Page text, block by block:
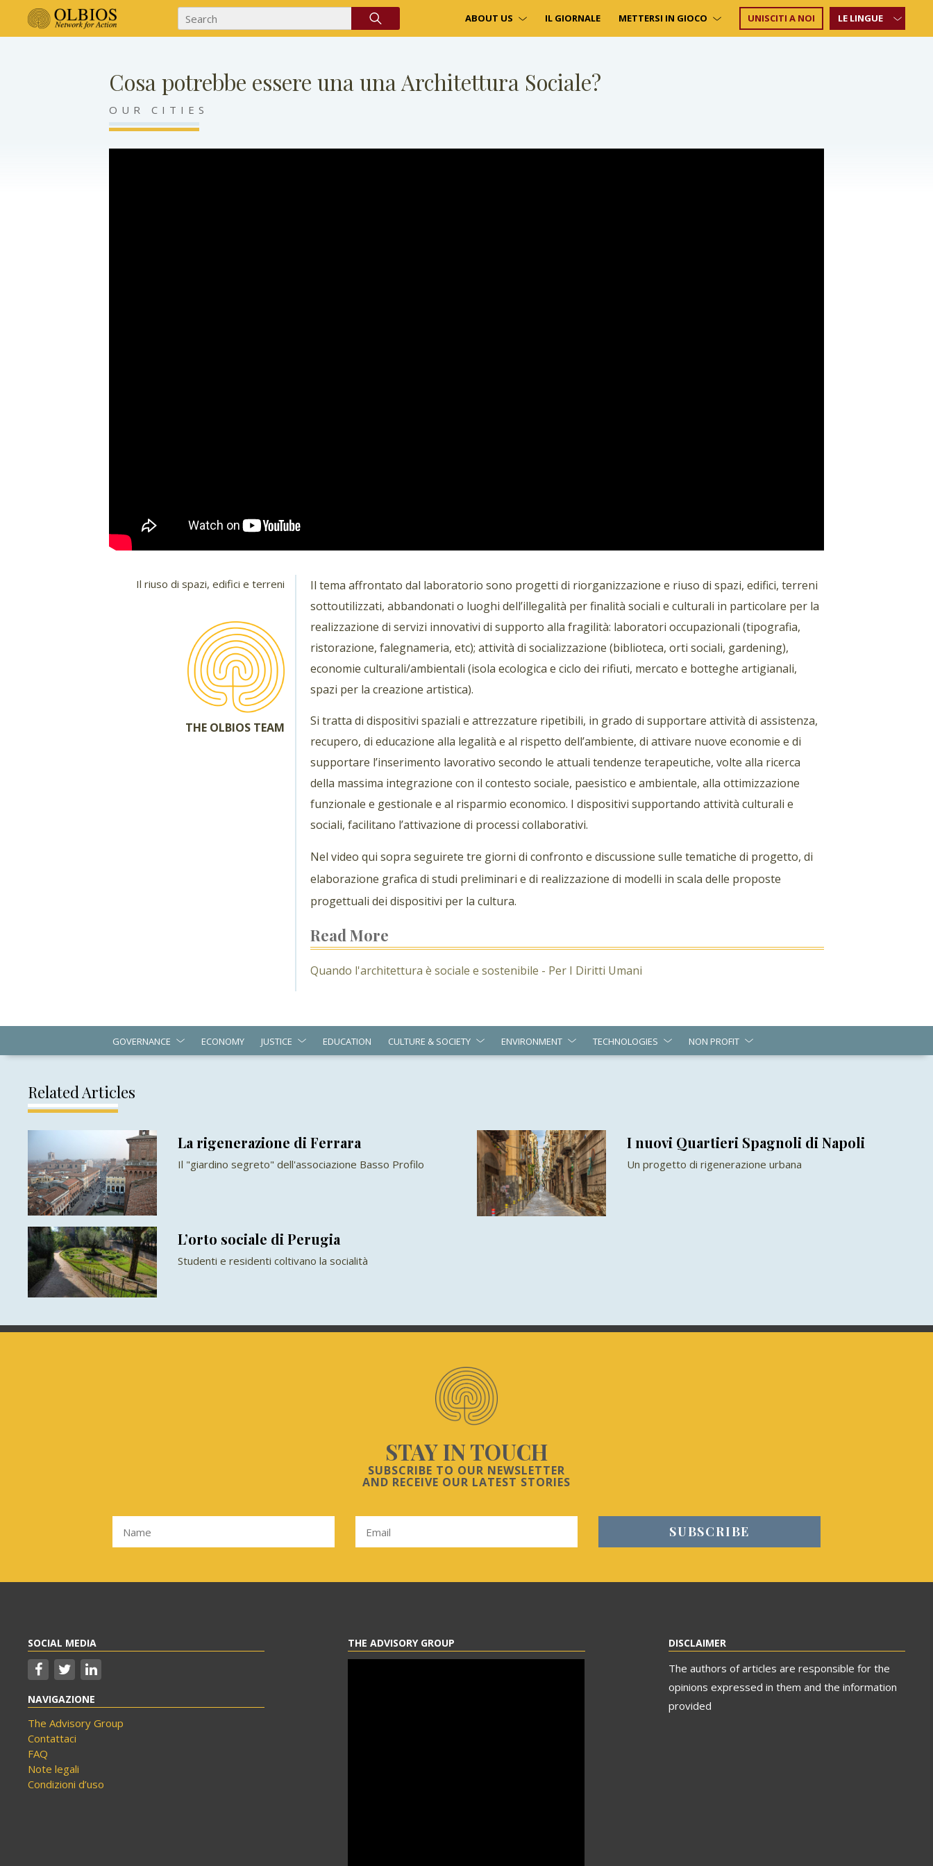
ABOUT US IL GIORNALE METTERSI IN GIOCO UNISCITI A NOI LE LINGUE
Cosa potrebbe essere una una Architettura Sociale?
OUR CITIES
Il riuso di spazi, edifici e terreni
THE OLBIOS TEAM
Il tema affrontato dal laboratorio sono progetti di riorganizzazione e riuso di spazi, edifici, terreni
sottoutilizzati, abbandonati o luoghi dell’illegalità per finalità sociali e culturali in particolare per la
realizzazione di servizi innovativi di supporto alla fragilità: laboratori occupazionali (tipografia,
ristorazione, falegnameria, etc); attività di socializzazione (biblioteca, orti sociali, gardening),
economie culturali/ambientali (isola ecologica e ciclo dei rifiuti, mercato e botteghe artigianali,
spazi per la creazione artistica).
Si tratta di dispositivi spaziali e attrezzature ripetibili, in grado di supportare attività di assistenza,
recupero, di educazione alla legalità e al rispetto dell’ambiente, di attivare nuove economie e di
supportare l’inserimento lavorativo secondo le attuali tendenze terapeutiche, volte alla ricerca
della massima integrazione con il contesto sociale, paesistico e ambientale, alla ottimizzazione
funzionale e gestionale e al risparmio economico. I dispositivi supportando attività culturali e
sociali, facilitano l’attivazione di processi collaborativi.
Nel video qui sopra seguirete tre giorni di confronto e discussione sulle tematiche di progetto, di
elaborazione grafica di studi preliminari e di realizzazione di modelli in scala delle proposte
progettuali dei dispositivi per la cultura.
Read More
Quando l'architettura è sociale e sostenibile - Per I Diritti Umani
GOVERNANCE ECONOMY JUSTICE EDUCATION CULTURE & SOCIETY ENVIRONMENT TECHNOLOGIES NON PROFIT
Related Articles
La rigenerazione di Ferrara
Il "giardino segreto" dell'associazione Basso Profilo
I nuovi Quartieri Spagnoli di Napoli
Un progetto di rigenerazione urbana
L’orto sociale di Perugia
Studenti e residenti coltivano la socialità
STAY IN TOUCH
SUBSCRIBE TO OUR NEWSLETTER
AND RECEIVE OUR LATEST STORIES
SOCIAL MEDIA
NAVIGAZIONE
The Advisory Group
Contattaci
FAQ
Note legali
Condizioni d’uso
THE ADVISORY GROUP DISCLAIMER
The authors of articles are responsible for the
opinions expressed in them and the information
provided